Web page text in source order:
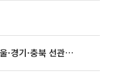
선관위 등 추가 압수수색